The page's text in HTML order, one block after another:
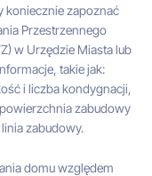
koniecznie zapoznać
Przestrzennego
w Urzędzie Miasta lub
takie jak:
i liczba kondygnacji,
zabudowy
zabudowy.
domu względem